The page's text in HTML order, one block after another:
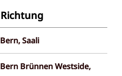
Richtung
Bern, Saali
Bern Brünnen Westside,